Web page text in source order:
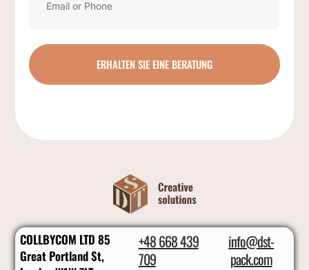
ERHALTEN SIE EINE BERATUNG
COLLBYCOM LTD 85
Great Portland St,
+48 668 439
709
info@dst-
pack.com